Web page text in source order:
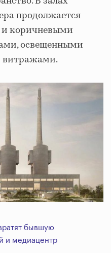
продолжается
коричневыми
освещенными
бывшую
и медиацентр